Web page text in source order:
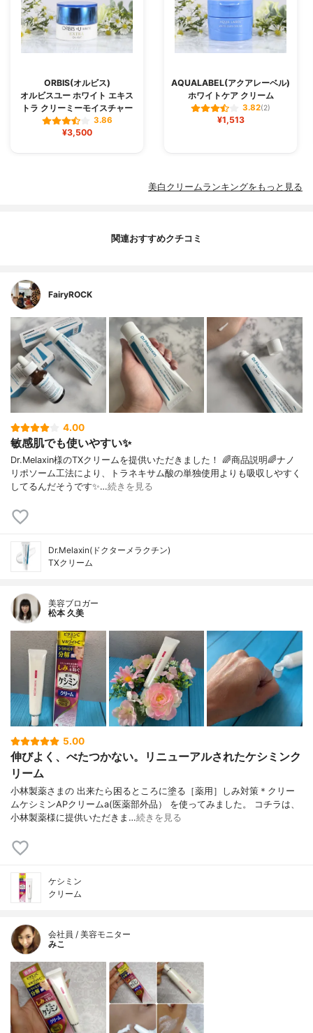
ORBIS(オルビス)
オルビスユー ホワイト エキス
トラ クリーミーモイスチャー
3.86
¥3,500
AQUALABEL(アクアレーベル)
ホワイトケア クリーム
3.82(2)
¥1,513
美白クリームランキングをもっと見る
関連おすすめクチコミ
FairyROCK
4.00
敏感肌でも使いやすい✨
Dr.Melaxin様のTXクリームを提供いただきました！ 🌈商品説明🌈ナノ
リポソーム工法により、トラネキサム酸の単独使用よりも吸収しやすく
してるんだそうです✨…続きを見る
Dr.Melaxin(ドクターメラクチン)
TXクリーム
美容ブロガー
松本 久美
5.00
伸びよく、べたつかない。リニューアルされたケシミンク
リーム
小林製薬さまの 出来たら困るところに塗る［薬用］しみ対策＊クリー
ムケシミンAPクリームa(医薬部外品） を使ってみました。 コチラは、
小林製薬様に提供いただきま…続きを見る
ケシミン
クリーム
会社員 / 美容モニター
みこ